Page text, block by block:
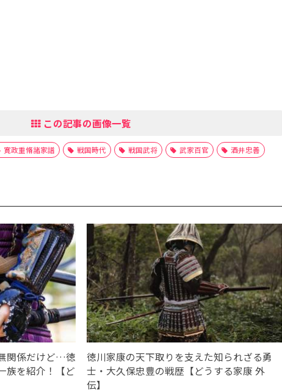
この記事の画像一覧
寛政重脩諸家譜 戦国時代 戦国武将 武家百官 酒井忠善
関係だけど…徳
族を紹介！【ど
徳川家康の天下取りを支えた知られざる勇
士・大久保忠豊の戦歴【どうする家康 外
伝】